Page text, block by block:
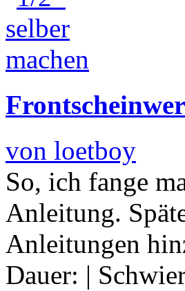
von loetboy
So, ich fange
Anleitung.
Anleitungen
Dauer: |